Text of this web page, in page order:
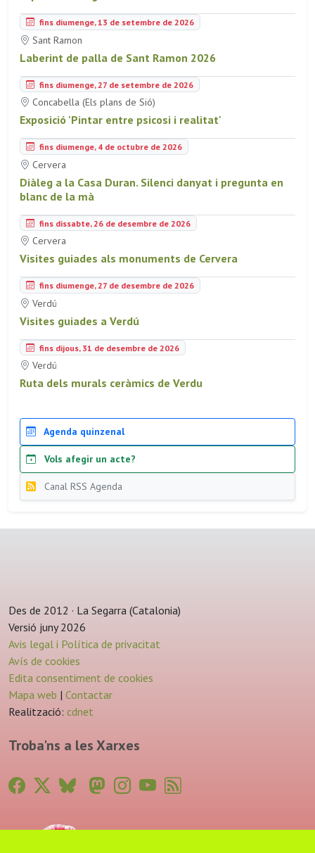
fins diumenge, 13 de setembre de 2026
Sant Ramon
Laberint de palla de Sant Ramon 2026
fins diumenge, 27 de setembre de 2026
Concabella (Els plans de Sió)
Exposició 'Pintar entre psicosi i realitat'
fins diumenge, 4 de octubre de 2026
Cervera
Diàleg a la Casa Duran. Silenci danyat i pregunta en
blanc de la mà
fins dissabte, 26 de desembre de 2026
Cervera
Visites guiades als monuments de Cervera
fins diumenge, 27 de desembre de 2026
Verdú
Visites guiades a Verdú
fins dijous, 31 de desembre de 2026
Verdú
Ruta dels murals ceràmics de Verdu
Agenda quinzenal
Vols afegir un acte?
Canal RSS Agenda
Des de 2012 · La Segarra (Catalonia)
Versió juny 2026
Avis legal i Política de privacitat
Avís de cookies
Edita consentiment de cookies
Mapa web | Contactar
Realització: cdnet
Troba'ns a les Xarxes